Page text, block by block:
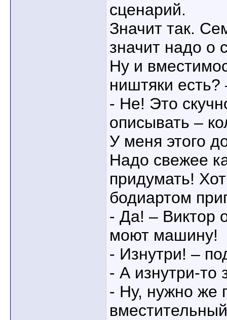
сценарий.
Значит так.
значит надо о
Ну и
ништяки есть?
- Не! Это
описывать –
У меня этого
Надо свежее
придумать!
бодиартом
- Да! – Виктор
моют машину!
- Изнутри! –
- А изнутри-то
- Ну, нужно же